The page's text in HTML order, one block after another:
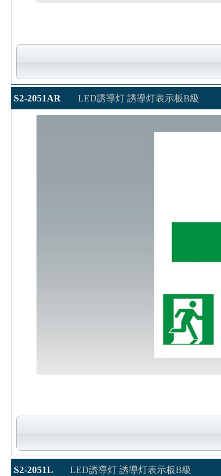
S2-2051AR LED誘導灯 誘導灯表示板B級
S2-2051L LED誘導灯 誘導灯表示板B級